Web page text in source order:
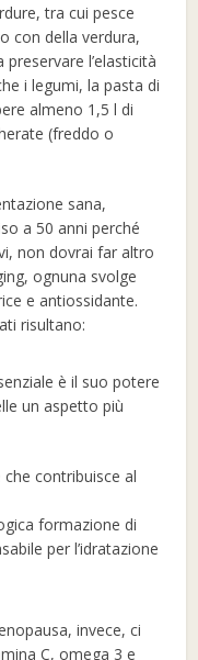
tra cui pesce
con della verdura,
l’elasticità
i legumi, la pasta di
almeno 1,5 l di
(freddo o
sana,
a 50 anni perché
non dovrai far altro
ognuna svolge
e antiossidante.
risultano:
è il suo potere
un aspetto più
contribuisce al
formazione di
per l’idratazione
invece, ci
C, omega 3 e